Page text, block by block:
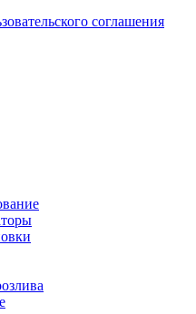
соглашения